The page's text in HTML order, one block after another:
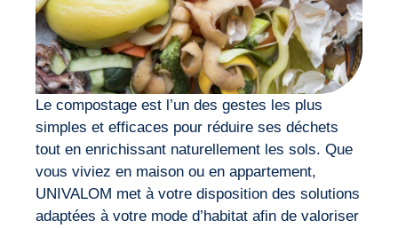
Le compostage est l’un des gestes les plus
simples et efficaces pour réduire ses déchets
tout en enrichissant naturellement les sols. Que
vous viviez en maison ou en appartement,
UNIVALOM met à votre disposition des solutions
adaptées à votre mode d’habitat afin de valoriser